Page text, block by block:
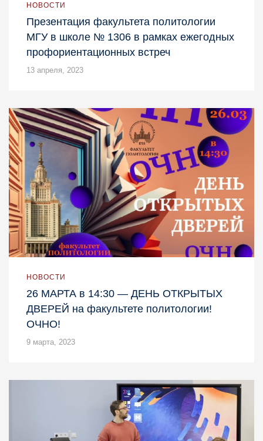
НОВОСТИ
Презентация факультета политологии
МГУ в школе № 1306 в рамках ежегодных
профориентационных встреч
13 апреля, 2023
НОВОСТИ
26 МАРТА в 14:30 — ДЕНЬ ОТКРЫТЫХ
ДВЕРЕЙ на факультете политологии!
ОЧНО!
9 марта, 2023